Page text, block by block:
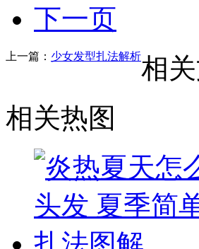
下一页
上一篇： 少女发型扎法解析相
相关热图